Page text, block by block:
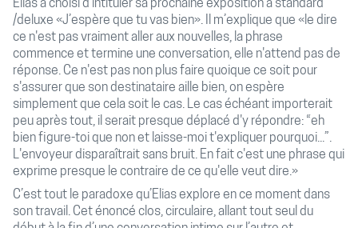
Elias a choisi d’intituler sa prochaine exposition à standard
/deluxe «J’espère que tu vas bien». Il m’explique que «le dire
ce n'est pas vraiment aller aux nouvelles, la phrase
commence et termine une conversation, elle n'attend pas de
réponse. Ce n'est pas non plus faire quoique ce soit pour
s'assurer que son destinataire aille bien, on espère
simplement que cela soit le cas. Le cas échéant importerait
peu après tout, il serait presque déplacé d'y répondre: “eh
bien figure-toi que non et laisse-moi t'expliquer pourquoi...”.
L'envoyeur disparaîtrait sans bruit. En fait c'est une phrase qui
exprime presque le contraire de ce qu'elle veut dire.»
C’est tout le paradoxe qu’Elias explore en ce moment dans
son travail. Cet énoncé clos, circulaire, allant tout seul du